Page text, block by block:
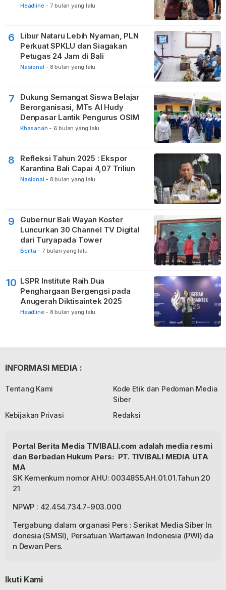
Headline - 7 bulan yang lalu
6
Libur Nataru Lebih Nyaman, PLN
Perkuat SPKLU dan Siagakan
Petugas 24 Jam di Bali
Nasional - 8 bulan yang lalu
7
Dukung Semangat Siswa Belajar
Berorganisasi, MTs Al Hudy
Denpasar Lantik Pengurus OSIM
Khasanah - 6 bulan yang lalu
8
Refleksi Tahun 2025 : Ekspor
Karantina Bali Capai 4,07 Triliun
Nasional - 8 bulan yang lalu
9
Gubernur Bali Wayan Koster
Luncurkan 30 Channel TV Digital
dari Turyapada Tower
Berita - 7 bulan yang lalu
10 LSPR Institute Raih Dua
Penghargaan Bergengsi pada
Anugerah Diktisaintek 2025
Headline - 8 bulan yang lalu
INFORMASI MEDIA :
Tentang Kami
Kode Etik dan Pedoman Media
Siber
Kebijakan Privasi
Redaksi
Portal Berita Media TIVIBALI.com adalah media resmi
dan Berbadan Hukum Pers: PT. TIVIBALI MEDIA UTA
MA
SK Kemenkum nomor AHU: 0034855.AH.01.01.Tahun 20
21
NPWP : 42.454.734.7-903.000
Tergabung dalam organasi Pers : Serikat Media Siber In
donesia (SMSI), Persatuan Wartawan Indonesia (PWI) da
n Dewan Pers.
Ikuti Kami